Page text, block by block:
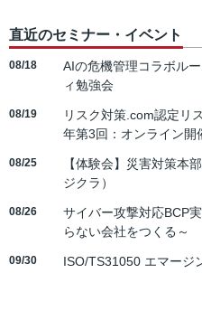
直近のセミナー・イベント
08/18
AIの危機管理コラボル
ィ勉強会
08/19
リスク対策.com認定リ
年第3回：オンライン開
08/25
【体験会】災害対策
ジクラ）
08/26
サイバー攻撃対応BCP
らない会社をつくる～
09/30 ISO/TS31050 エマージ